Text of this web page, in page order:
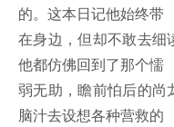
的。这本日记他始终带
在身边，但却不敢去细
他都仿佛回到了那个懦
弱无助，瞻前怕后的尚
脑汁去设想各种营救的